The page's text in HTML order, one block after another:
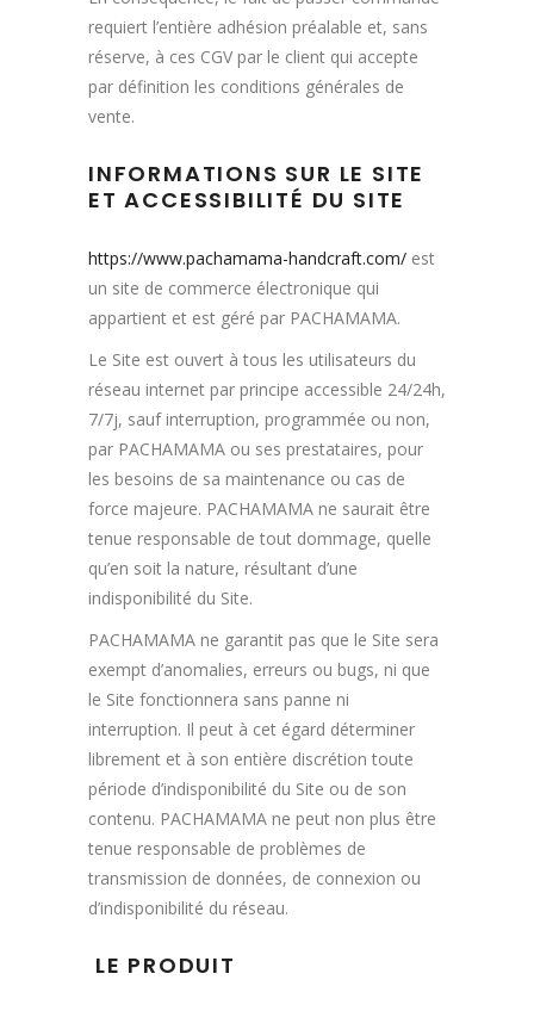
requiert l’entière adhésion préalable et, sans
réserve, à ces CGV par le client qui accepte
par définition les conditions générales de
vente.
INFORMATIONS SUR LE SITE
ET ACCESSIBILITÉ DU SITE
https://www.pachamama-handcraft.com/ est
un site de commerce électronique qui
appartient et est géré par PACHAMAMA.
Le Site est ouvert à tous les utilisateurs du
réseau internet par principe accessible 24/24h,
7/7j, sauf interruption, programmée ou non,
par PACHAMAMA ou ses prestataires, pour
les besoins de sa maintenance ou cas de
force majeure. PACHAMAMA ne saurait être
tenue responsable de tout dommage, quelle
qu’en soit la nature, résultant d’une
indisponibilité du Site.
PACHAMAMA ne garantit pas que le Site sera
exempt d’anomalies, erreurs ou bugs, ni que
le Site fonctionnera sans panne ni
interruption. Il peut à cet égard déterminer
librement et à son entière discrétion toute
période d’indisponibilité du Site ou de son
contenu. PACHAMAMA ne peut non plus être
tenue responsable de problèmes de
transmission de données, de connexion ou
d’indisponibilité du réseau.
LE PRODUIT